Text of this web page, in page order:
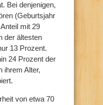
Bei denjenigen,
(Geburtsjahr
mit 29
der ältesten
13 Prozent.
24 Prozent der
ihrem Alter,
von etwa 70